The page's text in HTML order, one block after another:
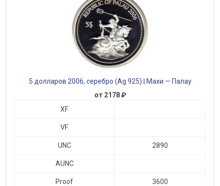
5 долларов 2006, серебро (Ag 925) | Махи — Палау
от 2178 ₽
XF
VF
UNC 2890
AUNC
Proof 3600